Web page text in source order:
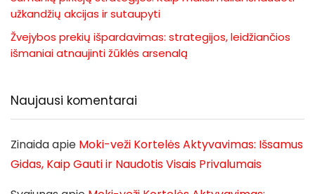
užkandžių akcijas ir sutaupyti
Žvejybos prekių išpardavimas: strategijos, leidžiančios
išmaniai atnaujinti žūklės arsenalą
Naujausi komentarai
Zinaidaapie Moki-veži Kortelės Aktyvavimas: Išsamus
Gidas, Kaip Gauti ir Naudotis Visais Privalumais